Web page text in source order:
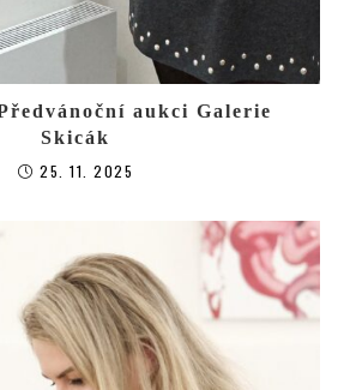
aukci Galerie
Skicák
25. 11. 2025